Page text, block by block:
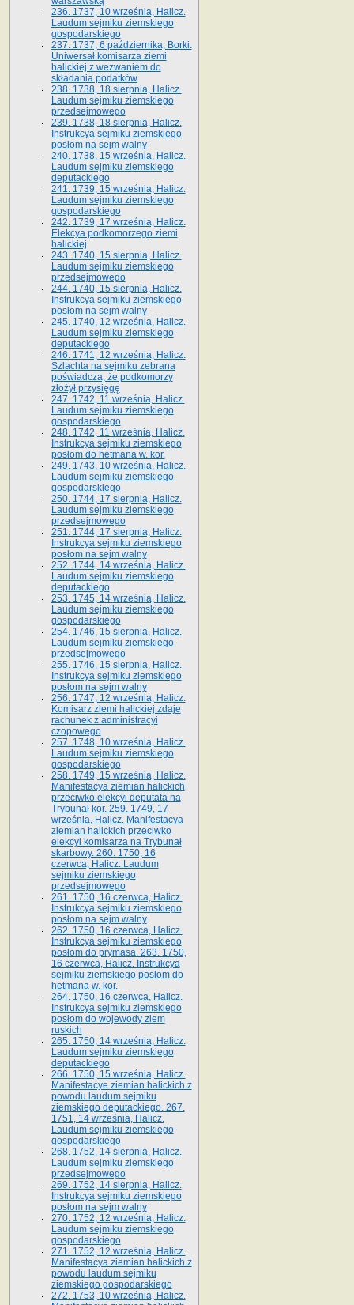
236. 1737, 10 września, Halicz.
Laudum sejmiku ziemskiego
gospodarskiego
237. 1737, 6 października, Borki.
Uniwersał komisarza ziemi
halickiej z wezwaniem do
składania podatków
238. 1738, 18 sierpnia, Halicz.
Laudum sejmiku ziemskiego
przedsejmowego
239. 1738, 18 sierpnia, Halicz.
Instrukcya sejmiku ziemskiego
posłom na sejm walny
240. 1738, 15 września, Halicz.
Laudum sejmiku ziemskiego
deputackiego
241. 1739, 15 września, Halicz.
Laudum sejmiku ziemskiego
gospodarskiego
242. 1739, 17 września, Halicz.
Elekcya podkomorzego ziemi
halickiej
243. 1740, 15 sierpnia, Halicz.
Laudum sejmiku ziemskiego
przedsejmowego
244. 1740, 15 sierpnia, Halicz.
Instrukcya sejmiku ziemskiego
posłom na sejm walny
245. 1740, 12 września, Halicz.
Laudum sejmiku ziemskiego
deputackiego
246. 1741, 12 września, Halicz.
Szlachta na sejmiku zebrana
poświadcza, że podkomorzy
złożył przysięgę
247. 1742, 11 września, Halicz.
Laudum sejmiku ziemskiego
gospodarskiego
248. 1742, 11 września, Halicz.
Instrukcya sejmiku ziemskiego
posłom do hetmana w. kor.
249. 1743, 10 września, Halicz.
Laudum sejmiku ziemskiego
gospodarskiego
250. 1744, 17 sierpnia, Halicz.
Laudum sejmiku ziemskiego
przedsejmowego
251. 1744, 17 sierpnia, Halicz.
Instrukcya sejmiku ziemskiego
posłom na sejm walny
252. 1744, 14 września, Halicz.
Laudum sejmiku ziemskiego
deputackiego
253. 1745, 14 września, Halicz.
Laudum sejmiku ziemskiego
gospodarskiego
254. 1746, 15 sierpnia, Halicz.
Laudum sejmiku ziemskiego
przedsejmowego
255. 1746, 15 sierpnia, Halicz.
Instrukcya sejmiku ziemskiego
posłom na sejm walny
256. 1747, 12 września, Halicz.
Komisarz ziemi halickiej zdaje
rachunek z administracyi
czopowego
257. 1748, 10 września, Halicz.
Laudum sejmiku ziemskiego
gospodarskiego
258. 1749, 15 września, Halicz.
Manifestacya ziemian halickich
przeciwko elekcyi deputata na
Trybunał kor. 259. 1749, 17
września, Halicz. Manifestacya
ziemian halickich przeciwko
elekcyi komisarza na Trybunał
skarbowy. 260. 1750, 16
czerwca, Halicz. Laudum
sejmiku ziemskiego
przedsejmowego
261. 1750, 16 czerwca, Halicz.
Instrukcya sejmiku ziemskiego
posłom na sejm walny
262. 1750, 16 czerwca, Halicz.
Instrukcya sejmiku ziemskiego
posłom do prymasa. 263. 1750,
16 czerwca, Halicz. Instrukcya
sejmiku ziemskiego posłom do
hetmana w. kor.
264. 1750, 16 czerwca, Halicz.
Instrukcya sejmiku ziemskiego
posłom do wojewody ziem
ruskich
265. 1750, 14 września, Halicz.
Laudum sejmiku ziemskiego
deputackiego
266. 1750, 15 września, Halicz.
Manifestacye ziemian halickich z
powodu laudum sejmiku
ziemskiego deputackiego. 267.
1751, 14 września, Halicz.
Laudum sejmiku ziemskiego
gospodarskiego
268. 1752, 14 sierpnia, Halicz.
Laudum sejmiku ziemskiego
przedsejmowego
269. 1752, 14 sierpnia, Halicz.
Instrukcya sejmiku ziemskiego
posłom na sejm walny
270. 1752, 12 września, Halicz.
Laudum sejmiku ziemskiego
gospodarskiego
271. 1752, 12 września, Halicz.
Manifestacya ziemian halickich z
powodu laudum sejmiku
ziemskiego gospodarskiego
272. 1753, 10 września, Halicz.